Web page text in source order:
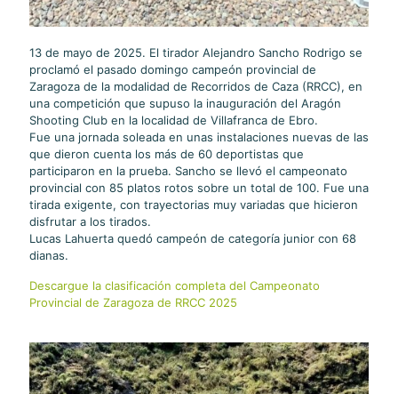
13 de mayo de 2025. El tirador Alejandro Sancho Rodrigo se
proclamó el pasado domingo campeón provincial de
Zaragoza de la modalidad de Recorridos de Caza (RRCC), en
una competición que supuso la inauguración del Aragón
Shooting Club en la localidad de Villafranca de Ebro.
Fue una jornada soleada en unas instalaciones nuevas de las
que dieron cuenta los más de 60 deportistas que
participaron en la prueba. Sancho se llevó el campeonato
provincial con 85 platos rotos sobre un total de 100. Fue una
tirada exigente, con trayectorias muy variadas que hicieron
disfrutar a los tirados.
Lucas Lahuerta quedó campeón de categoría junior con 68
dianas.
Descargue la clasificación completa del Campeonato
Provincial de Zaragoza de RRCC 2025